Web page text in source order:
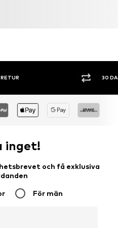
30
inget!
och få exklusiva
För män